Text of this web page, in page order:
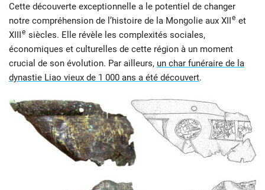
Cette découverte exceptionnelle a le potentiel de changer
notre compréhension de l’histoire de la Mongolie aux XIIe et
XIIIe siècles. Elle révèle les complexités sociales,
économiques et culturelles de cette région à un moment
crucial de son évolution. Par ailleurs, un char funéraire de la
dynastie Liao vieux de 1 000 ans a été découvert.